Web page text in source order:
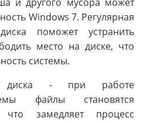
Windows 7. Регулярная
поможет устранить
место на диске, что
системы.
диска - при работе
файлы становятся
что замедляет процесс